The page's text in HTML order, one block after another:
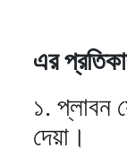
এর
১. প্লাবন
দেয়া।